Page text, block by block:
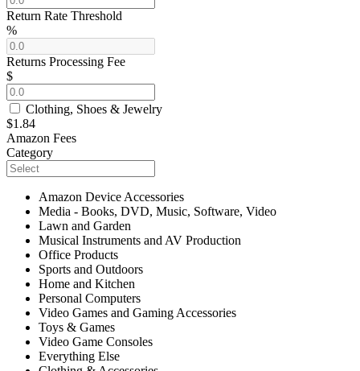
Return Rate Threshold
%
Returns Processing Fee
$
Clothing, Shoes & Jewelry
$1.84
Amazon Fees
Category
Amazon Device Accessories
Media - Books, DVD, Music, Software, Video
Lawn and Garden
Musical Instruments and AV Production
Office Products
Sports and Outdoors
Home and Kitchen
Personal Computers
Video Games and Gaming Accessories
Toys & Games
Video Game Consoles
Everything Else